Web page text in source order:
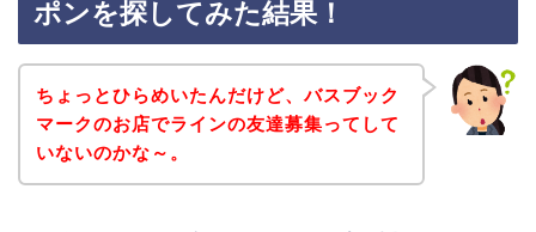
ポンを探してみた結果！
ちょっとひらめいたんだけど、バスブック
マークのお店でラインの友達募集ってして
いないのかな～。